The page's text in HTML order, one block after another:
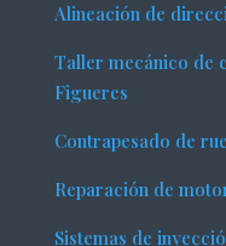
Alineación de
Taller mecánico de
Figueres
Contrapesado de
Reparación de
Sistemas de